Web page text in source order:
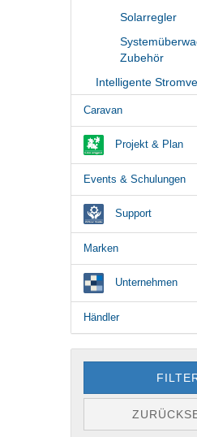
Solarregler
Zubehör
Intelligente
Caravan
Projekt & Plan
Events & Schulungen
Support
Marken
Unternehmen
Händler